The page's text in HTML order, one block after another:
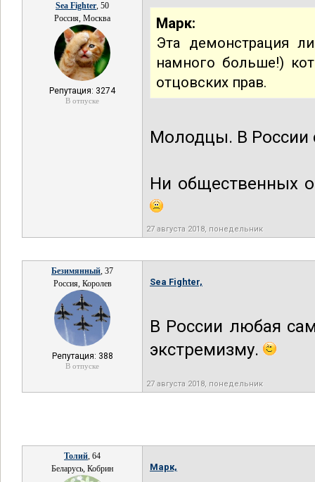
Sea Fighter, 50
Россия, Москва
Репутация: 3274
В отпуске
Mарк:
Эта демонстрация
намного больше!)
отцовских прав.
Молодцы. В России
Ни общественных
27 августа 2018, понедельник
Безимянный, 37
Россия, Королев
Репутация: 388
В отпуске
Sea Fighter,
В России любая
экстремизму.
27 августа 2018, понедельник
Толий, 64
Беларусь, Кобрин
Mарк,